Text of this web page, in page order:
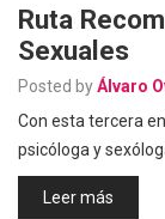
Ruta
Sexuales
Posted byÁlvaro
Con esta tercera
psicóloga y
Leer más